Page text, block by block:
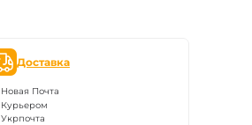
Доставка
Новая Почта
Курьером
Укрпочта